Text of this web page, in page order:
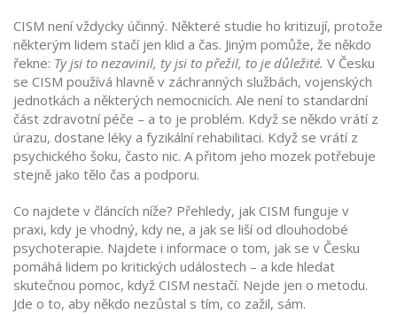
CISM není vždycky účinný. Některé studie ho kritizují, protože
některým lidem stačí jen klid a čas. Jiným pomůže, že někdo
řekne: Ty jsi to nezavinil, ty jsi to přežil, to je důležité. V Česku
se CISM používá hlavně v záchranných službách, vojenských
jednotkách a některých nemocnicích. Ale není to standardní
část zdravotní péče – a to je problém. Když se někdo vrátí z
úrazu, dostane léky a fyzikální rehabilitaci. Když se vrátí z
psychického šoku, často nic. A přitom jeho mozek potřebuje
stejně jako tělo čas a podporu.
Co najdete v článcích níže? Přehledy, jak CISM funguje v
praxi, kdy je vhodný, kdy ne, a jak se liší od dlouhodobé
psychoterapie. Najdete i informace o tom, jak se v Česku
pomáhá lidem po kritických událostech – a kde hledat
skutečnou pomoc, když CISM nestačí. Nejde jen o metodu.
Jde o to, aby někdo nezůstal s tím, co zažil, sám.